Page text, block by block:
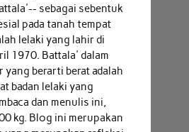
sebagai sebentuk
pada tanah tempat
lelaki yang lahir di
1970. Battala' dalam
yang berarti berat adalah
badan lelaki yang
dan menulis ini,
kg. Blog ini merupakan